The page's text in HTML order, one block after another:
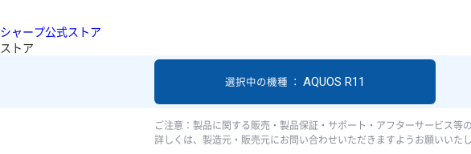
シャープ公式ストア
ストア
選択中の機種 ： AQUOS R11
ご注意：製品に関する販売・製品保証・サポート・アフターサービス等
詳しくは、製造元・販売元にお問い合わせいただきますようお願いいたし